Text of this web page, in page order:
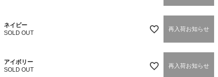
ネイビー
SOLD OUT
再入荷お知らせ
アイボリー
SOLD OUT
再入荷お知らせ